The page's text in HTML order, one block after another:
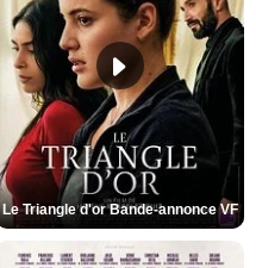
Le Triangle d'or Bande-annonce VF